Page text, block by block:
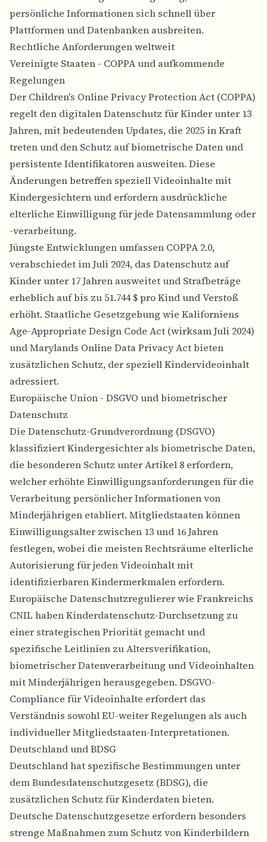
persönliche Informationen sich schnell über
Plattformen und Datenbanken ausbreiten.
Rechtliche Anforderungen weltweit
Vereinigte Staaten - COPPA und aufkommende
Regelungen
Der Children's Online Privacy Protection Act (COPPA)
regelt den digitalen Datenschutz für Kinder unter 13
Jahren, mit bedeutenden Updates, die 2025 in Kraft
treten und den Schutz auf biometrische Daten und
persistente Identifikatoren ausweiten. Diese
Änderungen betreffen speziell Videoinhalte mit
Kindergesichtern und erfordern ausdrückliche
elterliche Einwilligung für jede Datensammlung oder
-verarbeitung.
Jüngste Entwicklungen umfassen COPPA 2.0,
verabschiedet im Juli 2024, das Datenschutz auf
Kinder unter 17 Jahren ausweitet und Strafbeträge
erheblich auf bis zu 51.744 $ pro Kind und Verstoß
erhöht. Staatliche Gesetzgebung wie Kaliforniens
Age-Appropriate Design Code Act (wirksam Juli 2024)
und Marylands Online Data Privacy Act bieten
zusätzlichen Schutz, der speziell Kindervideoinhalt
adressiert.
Europäische Union - DSGVO und biometrischer
Datenschutz
Die Datenschutz-Grundverordnung (DSGVO)
klassifiziert Kindergesichter als biometrische Daten,
die besonderen Schutz unter Artikel 8 erfordern,
welcher erhöhte Einwilligungsanforderungen für die
Verarbeitung persönlicher Informationen von
Minderjährigen etabliert. Mitgliedstaaten können
Einwilligungsalter zwischen 13 und 16 Jahren
festlegen, wobei die meisten Rechtsräume elterliche
Autorisierung für jeden Videoinhalt mit
identifizierbaren Kindermerkmalen erfordern.
Europäische Datenschutzregulierer wie Frankreichs
CNIL haben Kinderdatenschutz-Durchsetzung zu
einer strategischen Priorität gemacht und
spezifische Leitlinien zu Altersverifikation,
biometrischer Datenverarbeitung und Videoinhalten
mit Minderjährigen herausgegeben. DSGVO-
Compliance für Videoinhalte erfordert das
Verständnis sowohl EU-weiter Regelungen als auch
individueller Mitgliedstaaten-Interpretationen.
Deutschland und BDSG
Deutschland hat spezifische Bestimmungen unter
dem Bundesdatenschutzgesetz (BDSG), die
zusätzlichen Schutz für Kinderdaten bieten.
Deutsche Datenschutzgesetze erfordern besonders
strenge Maßnahmen zum Schutz von Kinderbildern